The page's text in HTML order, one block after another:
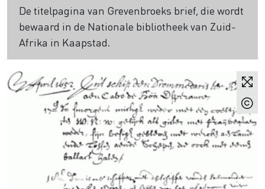
De titelpagina van Grevenbroeks brief, die wordt
bewaard in de Nationale bibliotheek van Zuid-
Afrika in Kaapstad.